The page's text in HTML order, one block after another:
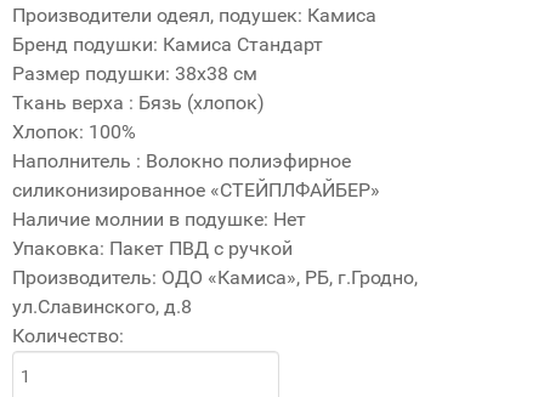
Производители одеял, подушек: Камиса
Бренд подушки: Камиса Стандарт
Размер подушки: 38х38 см
Ткань верха : Бязь (хлопок)
Хлопок: 100%
Наполнитель : Волокно полиэфирное
силиконизированное «СТЕЙПЛФАЙБЕР»
Наличие молнии в подушке: Нет
Упаковка: Пакет ПВД с ручкой
Производитель: ОДО «Камиса», РБ, г.Гродно,
ул.Славинского, д.8
Количество: